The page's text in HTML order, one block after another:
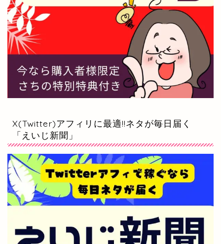
X(Twitter)アフィリに最適!!ネタが毎日届く
「えいじ新聞」